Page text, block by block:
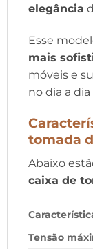
elegância
Esse
mais
móveis e
no dia a
tomada
Abaixo
caixa de
Tensão